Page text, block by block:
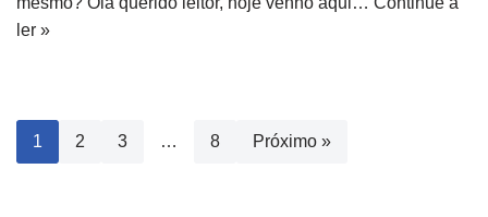
ler »
1 2 3 … 8 Próximo »